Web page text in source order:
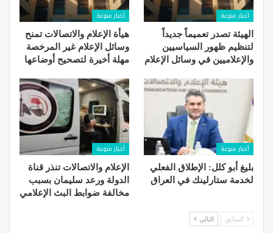
أخبار منوعة
الهيئة تصدر تعميماً جديداً
لتنظيم ظهور السياسيين
والإعلاميين في وسائل الإعلام
أخبار منوعة
هيأة الإعلام والاتصالات تمنح
وسائل الإعلام غير المرخصة
مهلة أخيرة لتصحيح أوضاعها
أخبار منوعة
بليغ أبو كلل: الإطلاق الفعلي
لخدمة ستارلينك في العراق
أخبار منوعة
الإعلام والاتصالات تنذر قناة
الدولة ورعد سليمان بسبب
مخالفة ضوابط البث الإعلامي
السابق التالي